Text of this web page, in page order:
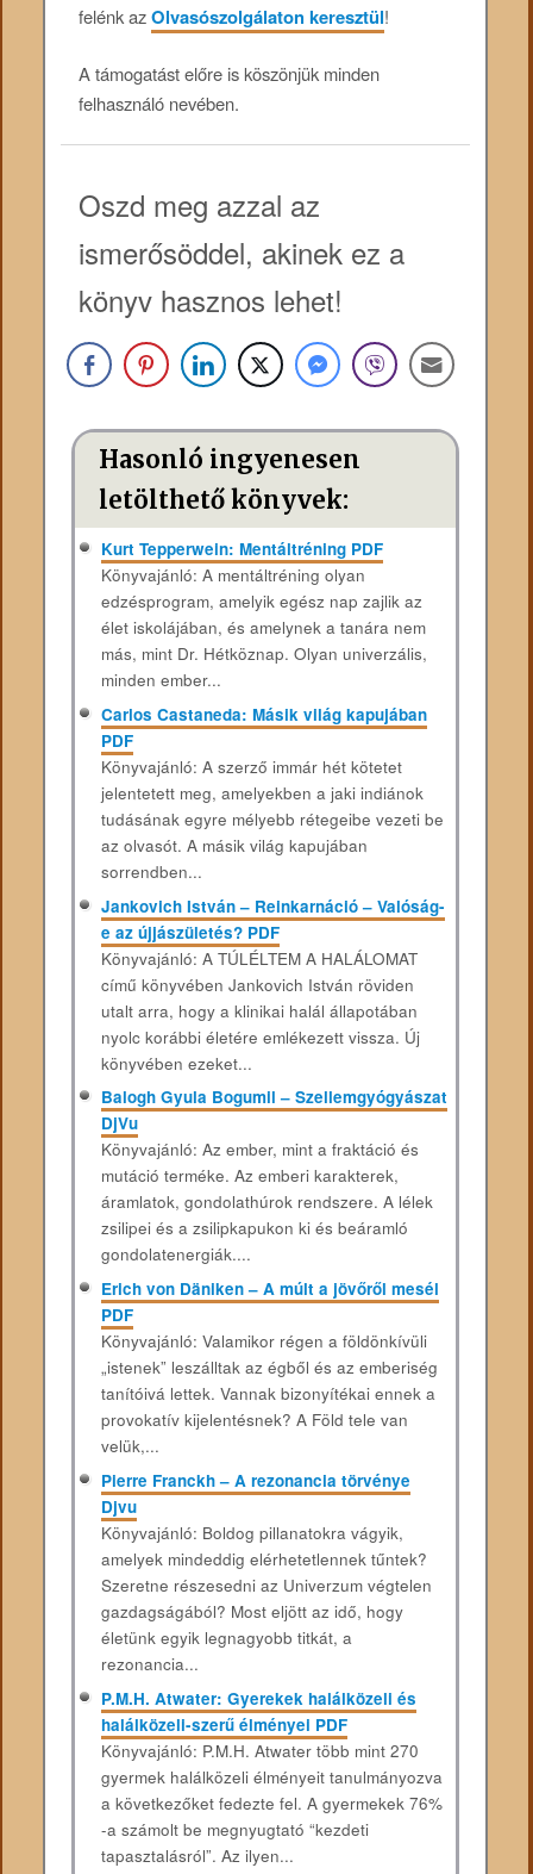
felénk azOlvasószolgálaton keresztül!
A támogatást előre is köszönjük minden
felhasználó nevében.
Oszd meg azzal az
ismerősöddel, akinek ez a
könyv hasznos lehet!
Hasonló ingyenesen
letölthető könyvek:
Kurt Tepperwein: Mentáltréning PDF
Könyvajánló: A mentáltréning olyan
edzésprogram, amelyik egész nap zajlik az
élet iskolájában, és amelynek a tanára nem
más, mint Dr. Hétköznap. Olyan univerzális,
minden ember...
Carlos Castaneda: Másik világ kapujában
PDF
Könyvajánló: A szerző immár hét kötetet
jelentetett meg, amelyekben a jaki indiánok
tudásának egyre mélyebb rétegeibe vezeti be
az olvasót. A másik világ kapujában
sorrendben...
Jankovich István – Reinkarnáció – Valóság-
e az újjászületés? PDF
Könyvajánló: A TÚLÉLTEM A HALÁLOMAT
című könyvében Jankovich István röviden
utalt arra, hogy a klinikai halál állapotában
nyolc korábbi életére emlékezett vissza. Új
könyvében ezeket...
Balogh Gyula Bogumil – Szellemgyógyászat
DjVu
Könyvajánló: Az ember, mint a fraktáció és
mutáció terméke. Az emberi karakterek,
áramlatok, gondolathúrok rendszere. A lélek
zsilipei és a zsilipkapukon ki és beáramló
gondolatenergiák....
Erich von Däniken – A múlt a jövőről mesél
PDF
Könyvajánló: Valamikor régen a földönkívüli
„istenek” leszálltak az égből és az emberiség
tanítóivá lettek. Vannak bizonyítékai ennek a
provokatív kijelentésnek? A Föld tele van
velük,...
Pierre Franckh – A rezonancia törvénye
Djvu
Könyvajánló: Boldog pillanatokra vágyik,
amelyek mindeddig elérhetetlennek tűntek?
Szeretne részesedni az Univerzum végtelen
gazdagságából? Most eljött az idő, hogy
életünk egyik legnagyobb titkát, a
rezonancia...
P.M.H. Atwater: Gyerekek halálközeli és
halálközeli-szerű élményei PDF
Könyvajánló: P.M.H. Atwater több mint 270
gyermek halálközeli élményeit tanulmányozva
a következőket fedezte fel. A gyermekek 76%
-a számolt be megnyugtató “kezdeti
tapasztalásról”. Az ilyen...